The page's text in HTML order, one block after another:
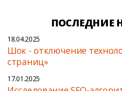
ПОСЛЕДНИЕ
18.04.2025
Шок - отключение
страниц»
17.01.2025